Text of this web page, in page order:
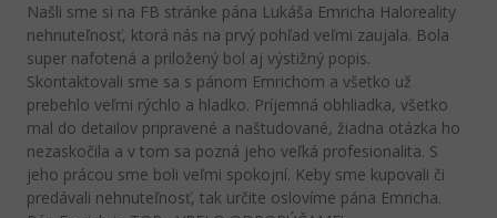
Našli sme si na FB stránke pána Lukáša Emricha Haloreality
nehnuteľnosť, ktorá nás na prvý pohľad veľmi zaujala. Bola
super nafotená a priložený bol aj výstižný popis.
Skontaktovali sme sa s pánom Emrichom a všetko už
prebehlo veľmi rýchlo a hladko. Príjemná obhliadka, všetko
mal do detailov pripravené a naštudované, žiadna otázka ho
nezaskočila a v tom sa pozná jeho veľká profesionalita. S
jeho prácou sme boli veľmi spokojní. Keby sme kupovali či
predávali nehnuteľnosť, tak určite oslovíme pána Emricha.